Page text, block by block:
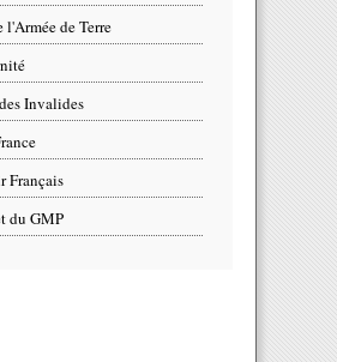
l'Armée de Terre
Invalides
Français
du GMP